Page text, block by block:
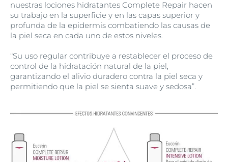
nuestras lociones hidratantes Complete Repair hacen
su trabajo en la superficie y en las capas superior y
profunda de la epidermis combatiendo las causas de
la piel seca en cada uno de estos niveles.
“Su uso regular contribuye a restablecer el proceso de
control de la hidratación natural de la piel,
garantizando el alivio duradero contra la piel seca y
permitiendo que la piel se sienta suave y sedosa”.